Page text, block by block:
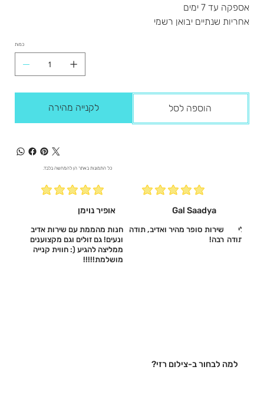
אספקה עד 7 ימים
אחריות שנתיים יבואן רשמי
כמות
הוספה לסל לקנייה מהירה
כל התמונות באתר הן להמחשה בלבד.
אופיר נוימן
חנות מהממת עם שירות אדיב
ונעים! גם זולים וגם מקצוענים
ממליצה להגיע (: חווית קנייה
מושלמת!!!!!‎
Gal Saadya
שירות סופר מהיר ואדיב, תודה
רבה!
לי
תודה
למה לבחור ב-צילום רזי?